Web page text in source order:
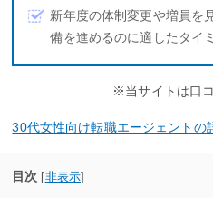
新年度の体制変更や増員を
備を進めるのに適したタイ
※当サイトは口
30代女性向け転職エージェントの
目次 [非表示]